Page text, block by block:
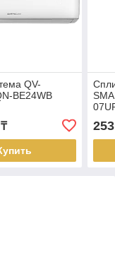
QV-
BE24WB